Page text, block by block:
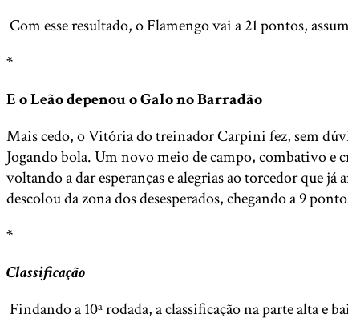
Com esse resultado, o Flamengo vai a 21 pontos,
*
E o Leão depenou o Galo no Barradão
Mais cedo, o Vitória do treinador Carpini fez, sem
Jogando bola. Um novo meio de campo, combativo e
voltando a dar esperanças e alegrias ao torcedor que
descolou da zona dos desesperados, chegando a 9
*
Classificação
Findando a 10ª rodada, a classificação na parte alta e